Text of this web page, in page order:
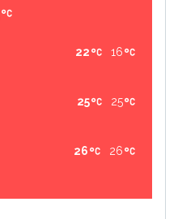
16
22
25
25
26
26